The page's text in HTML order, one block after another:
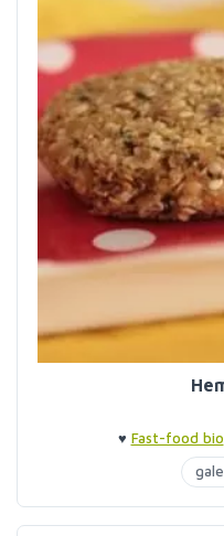
♥ Fast-food bio